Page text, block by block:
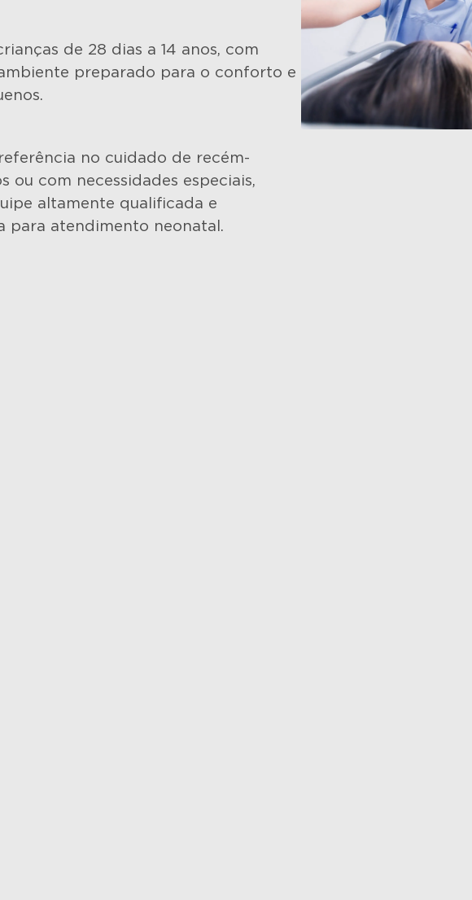
de 28 dias a 14 anos, com
preparado para o conforto e
referência no cuidado de recém-
ou com necessidades especiais,
altamente qualificada e
para atendimento neonatal.